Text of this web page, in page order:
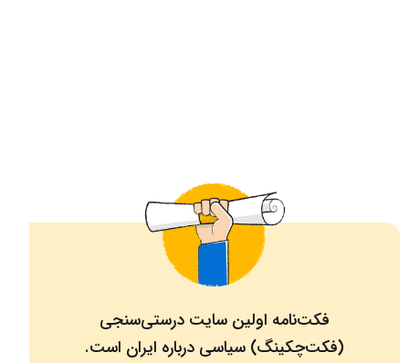
فکت‌نامه اولین سایت درستی‌سنجی
(فکت‌چکینگ) سیاسی درباره ایران است.